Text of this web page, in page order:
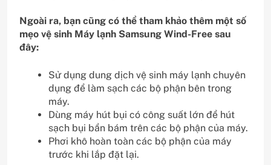
Ngoài ra, bạn cũng có thể tham khảo thêm một số
mẹo vệ sinh Máy lạnh Samsung Wind-Free sau
đây:
Sử dụng dung dịch vệ sinh máy lạnh chuyên
dụng để làm sạch các bộ phận bên trong
máy.
Dùng máy hút bụi có công suất lớn để hút
sạch bụi bẩn bám trên các bộ phận của máy.
Phơi khô hoàn toàn các bộ phận của máy
trước khi lắp đặt lại.